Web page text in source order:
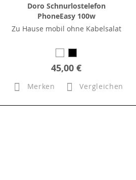
Doro Schnurlostelefon
PhoneEasy 100w
Zu Hause mobil ohne Kabelsalat
45,00 €
Merken Vergleichen